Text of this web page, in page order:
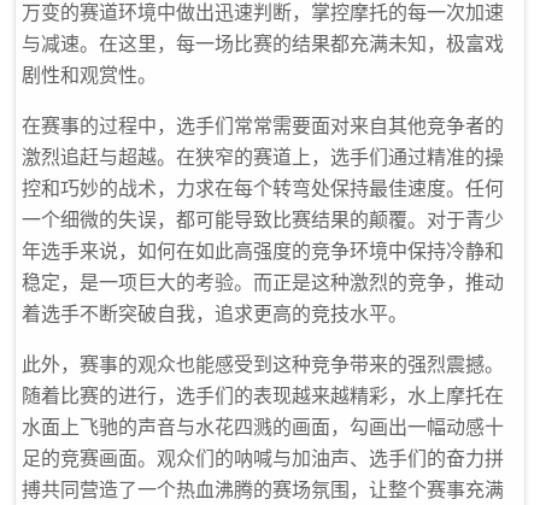
万变的赛道环境中做出迅速判断，掌控摩托的每一次加速
与减速。在这里，每一场比赛的结果都充满未知，极富戏
剧性和观赏性。
在赛事的过程中，选手们常常需要面对来自其他竞争者的
激烈追赶与超越。在狭窄的赛道上，选手们通过精准的操
控和巧妙的战术，力求在每个转弯处保持最佳速度。任何
一个细微的失误，都可能导致比赛结果的颠覆。对于青少
年选手来说，如何在如此高强度的竞争环境中保持冷静和
稳定，是一项巨大的考验。而正是这种激烈的竞争，推动
着选手不断突破自我，追求更高的竞技水平。
此外，赛事的观众也能感受到这种竞争带来的强烈震撼。
随着比赛的进行，选手们的表现越来越精彩，水上摩托在
水面上飞驰的声音与水花四溅的画面，勾画出一幅动感十
足的竞赛画面。观众们的呐喊与加油声、选手们的奋力拼
搏共同营造了一个热血沸腾的赛场氛围，让整个赛事充满